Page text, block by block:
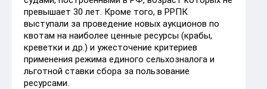
превышает 30 лет. Кроме того, в РРПК
выступали за проведение новых аукционов по
квотам на наиболее ценные ресурсы (крабы,
креветки и др.) и ужесточение критериев
применения режима единого сельхозналога и
льготной ставки сбора за пользование
ресурсами.